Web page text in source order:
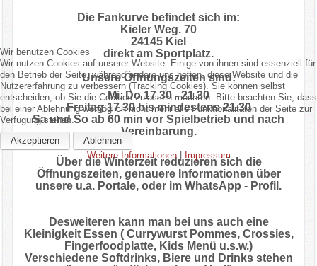
Die Fankurve befindet sich im:
Kieler Weg. 70
24145 Kiel
direkt am Sportplatz.
Unsere Öffnungszeiten sind:
Mi, Do 17.30 - 21.30
Freitag 17.30 bis mindestens 21.30
Sa und So ab 60 min vor Spielbetrieb und nach
Vereinbarung.
Über die Winterzeit reduzieren sich die
Öffnungszeiten, genauere Informationen über
unsere u.a. Portale, oder im WhatsApp - Profil.
Desweiteren kann man bei uns auch eine
Kleinigkeit Essen ( Currywurst Pommes, Crossies,
Fingerfoodplatte, Kids Menü u.s.w.)
Verschiedene Softdrinks, Biere und Drinks stehen
Wir benutzen Cookies
Wir nutzen Cookies auf unserer Website. Einige von ihnen sind essenziell für
den Betrieb der Seite, während andere uns helfen, diese Website und die
Nutzererfahrung zu verbessern (Tracking Cookies). Sie können selbst
entscheiden, ob Sie die Cookies zulassen möchten. Bitte beachten Sie, dass
bei einer Ablehnung womöglich nicht mehr alle Funktionalitäten der Seite zur
Verfügung stehen.
Akzeptieren
Ablehnen
Weitere Informationen| Impressum